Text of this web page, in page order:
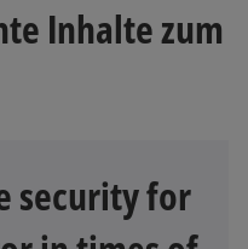
Inhalte zum
security for